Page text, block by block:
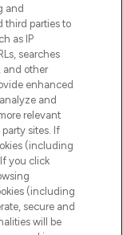
się o
i
i
and
third parties to
as IP
searches
and other
enhanced
and
relevant
sites. If
(including
you click
(including
secure and
will be